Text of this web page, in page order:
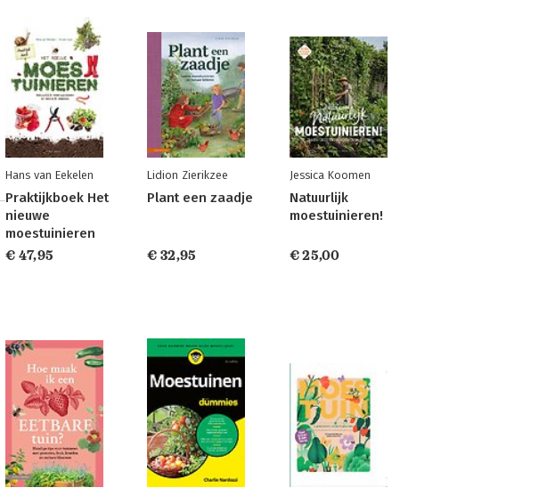
Hans van Eekelen
Praktijkboek Het
nieuwe
moestuinieren
€ 47,95
Lidion Zierikzee
Plant een zaadje
€ 32,95
Jessica Koomen
Natuurlijk
moestuinieren!
€ 25,00